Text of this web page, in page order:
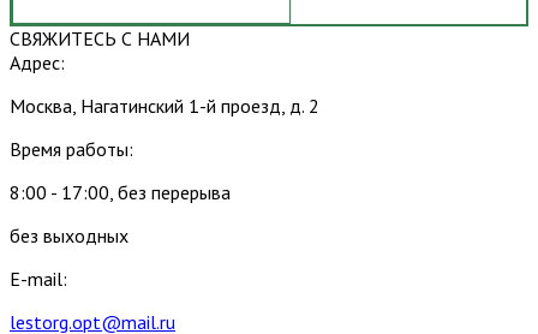
СВЯЖИТЕСЬ С НАМИ
Адрес:
Москва, Нагатинский 1-й проезд, д. 2
Время работы:
8:00 - 17:00, без перерыва
без выходных
E-mail:
lestorg.opt@mail.ru